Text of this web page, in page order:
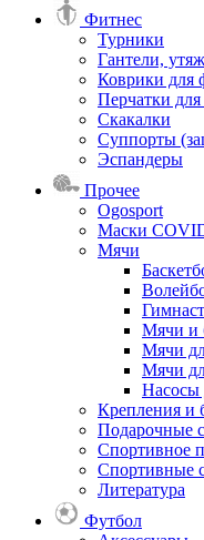
Фитнес
Турники
Гантели,
Коврики для
Перчатки для
Скакалки
Суппорты
Эспандеры
Прочее
Ogosport
Маски
Мячи
Мячи и
Мячи
Мячи
Насосы
Крепления и
Подарочные
Спортивное
Спортивные
Литература
Футбол